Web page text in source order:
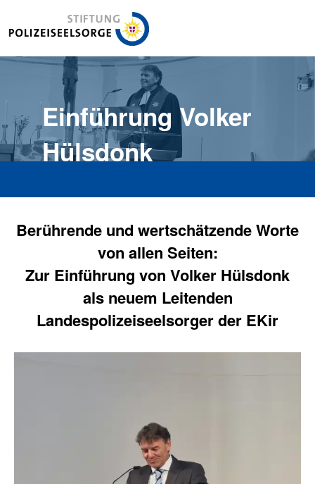
Stiftung Polizeiseelsorge
Einführung Volker
Hülsdonk
Berührende und wertschätzende Worte
von allen Seiten:
Zur Einführung von Volker Hülsdonk
als neuem Leitenden
Landespolizeiseelsorger der EKir